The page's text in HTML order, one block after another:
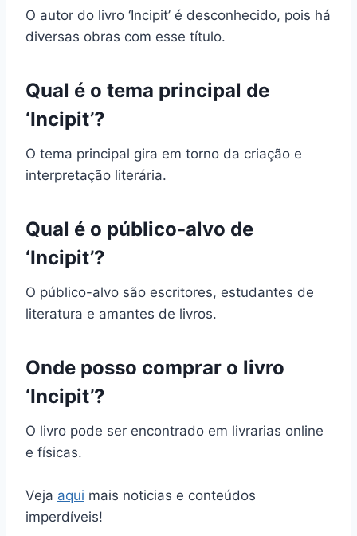
O autor do livro ‘Incipit’ é desconhecido, pois há
diversas obras com esse título.
Qual é o tema principal de
‘Incipit’?
O tema principal gira em torno da criação e
interpretação literária.
Qual é o público-alvo de
‘Incipit’?
O público-alvo são escritores, estudantes de
literatura e amantes de livros.
Onde posso comprar o livro
‘Incipit’?
O livro pode ser encontrado em livrarias online
e físicas.
Veja aqui mais noticias e conteúdos
imperdíveis!